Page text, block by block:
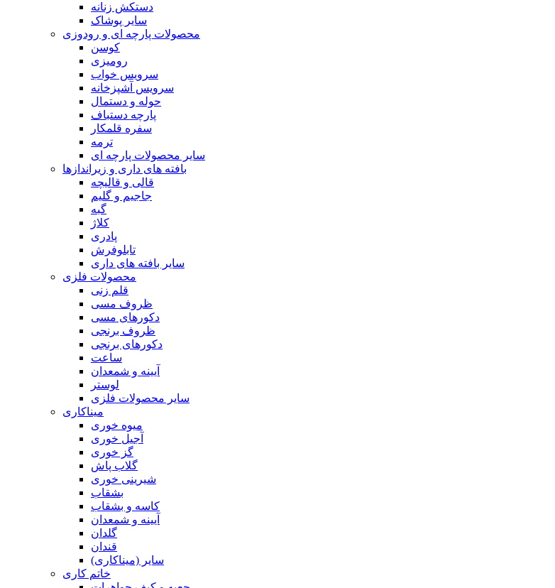
دستکش زنانه
سایر پوشاک
محصولات پارچه ای و رودوزی
کوسن
رومیزی
سرویس خواب
سرویس آشپزخانه
حوله و دستمال
پارچه دستباف
سفره قلمکار
ترمه
سایر محصولات پارچه ای
بافته های داری و زیراندازها
قالی و قالیچه
جاجیم و گلیم
گبه
کلاژ
پادری
تابلوفرش
سایر بافته های داری
محصولات فلزی
قلم زنی
ظروف مسی
دکورهای مسی
ظروف برنجی
دکورهای برنجی
ساعت
آیینه و شمعدان
لوستر
سایر محصولات فلزی
میناکاری
میوه خوری
آجیل خوری
گز خوری
گلاب پاش
شیرینی خوری
بشقاب
کاسه و بشقاب
آیینه و شمعدان
گلدان
قندان
سایر (میناکاری)
خاتم کاری